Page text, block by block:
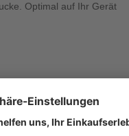
Optimal auf Ihr Gerät